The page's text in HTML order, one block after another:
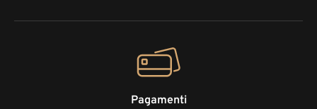
Pagamenti